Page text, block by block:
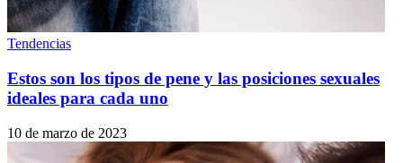
Tendencias
Estos son los tipos de pene y las posiciones sexuales
ideales para cada uno
10 de marzo de 2023